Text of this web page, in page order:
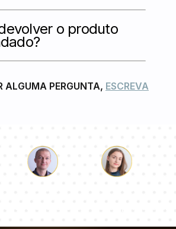
o produto
ALGUMA PERGUNTA, ESCREVA